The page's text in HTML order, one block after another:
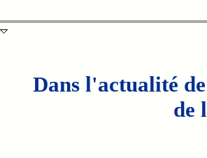
Dans l'actualité
de